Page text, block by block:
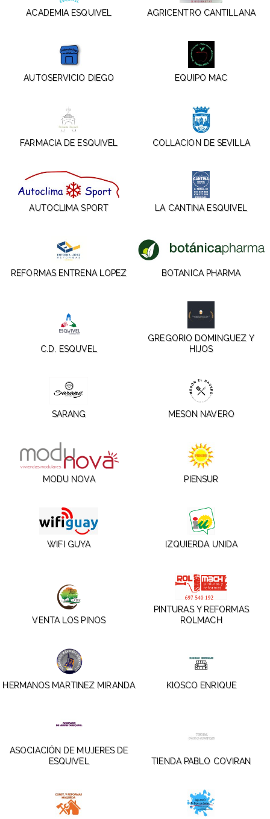
ACADEMIA ESQUIVEL AGRICENTRO CANTILLANA
AUTOSERVICIO DIEGO EQUIPO MAC
FARMACIA DE ESQUIVEL COLLACION DE SEVILLA
AUTOCLIMA SPORT LA CANTINA ESQUIVEL
REFORMAS ENTRENA LOPEZ BOTANICA PHARMA
C.D. ESQUVEL
GREGORIO DOMINGUEZ Y
HIJOS
SARANG MESON NAVERO
MODU NOVA PIENSUR
WIFI GUYA IZQUIERDA UNIDA
VENTA LOS PINOS
PINTURAS Y REFORMAS
ROLMACH
HERMANOS MARTINEZ MIRANDA KIOSCO ENRIQUE
ASOCIACIÓN DE MUJERES DE
ESQUIVEL
TIENDA PABLO COVIRAN